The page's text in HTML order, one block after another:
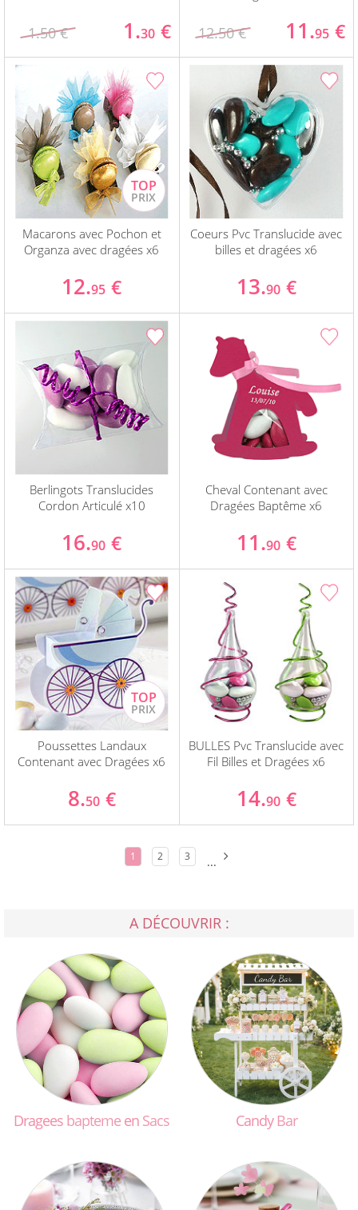
1.50 € 1.30 € 12.50 € 11.95 €
Macarons avec Pochon et
Organza avec dragées x6
12.95 €
Coeurs Pvc Translucide avec
billes et dragées x6
13.90 €
Berlingots Translucides
Cordon Articulé x10
16.90 €
Cheval Contenant avec
Dragées Baptême x6
11.90 €
Poussettes Landaux
Contenant avec Dragées x6
8.50 €
BULLES Pvc Translucide avec
Fil Billes et Dragées x6
14.90 €
1 2 3 ...
A DÉCOUVRIR :
Dragees bapteme en Sacs CandyBar